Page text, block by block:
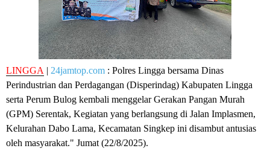
LINGGA | 24jamtop.com : Polres Lingga bersama Dinas
Perindustrian dan Perdagangan (Disperindag) Kabupaten Lingga
serta Perum Bulog kembali menggelar Gerakan Pangan Murah
(GPM) Serentak, Kegiatan yang berlangsung di Jalan Implasmen,
Kelurahan Dabo Lama, Kecamatan Singkep ini disambut antusias
oleh masyarakat." Jumat (22/8/2025).